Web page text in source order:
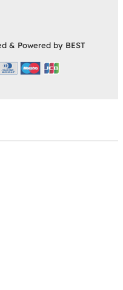
& Powered by BEST